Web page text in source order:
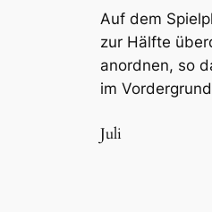
Auf dem
zur Hälfte
anordnen, so
im
Juli